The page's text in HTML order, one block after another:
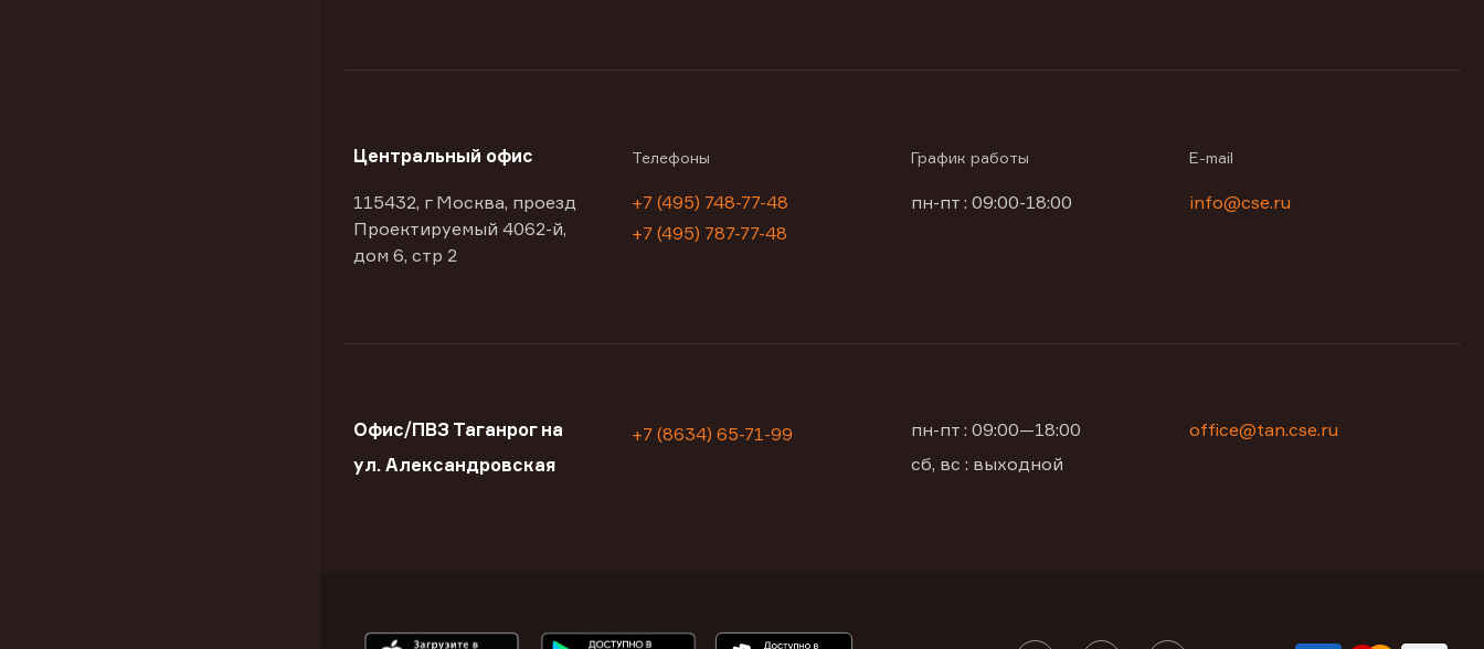
Центральный офис
115432, г Москва, проезд
Проектируемый 4062-й,
дом 6, стр 2
Телефоны
+7 (495) 748-77-48
+7 (495) 787-77-48
График работы
пн-пт : 09:00-18:00
E-mail
info@cse.ru
Офис/ПВЗ Таганрог на
ул. Александровская
+7 (8634) 65-71-99
пн-пт : 09:00—18:00
сб, вс : выходной
office@tan.cse.ru